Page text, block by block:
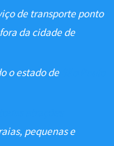
de transporte ponto
da cidade de
o estado de
pequenas e